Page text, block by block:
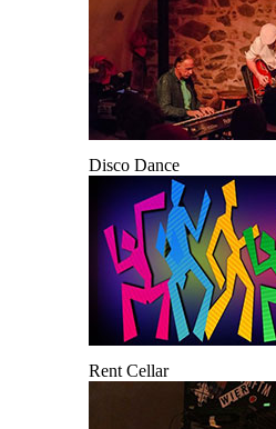
Disco Dance
Rent Cellar